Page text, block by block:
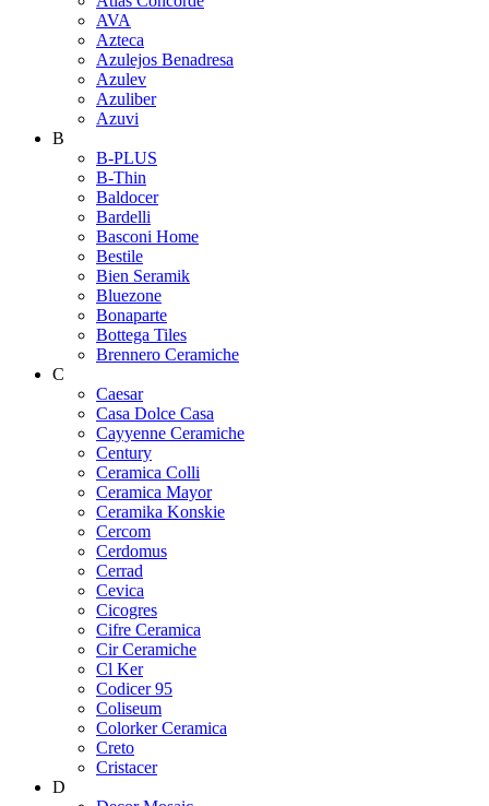
AVA
Azteca
Azulejos Benadresa
Azulev
Azuliber
Azuvi
B
B-PLUS
B-Thin
Baldocer
Bardelli
Basconi Home
Bestile
Bien Seramik
Bluezone
Bonaparte
Bottega Tiles
Brennero Ceramiche
C
Caesar
Casa Dolce Casa
Cayyenne Ceramiche
Century
Ceramica Colli
Ceramica Mayor
Ceramika Konskie
Cercom
Cerdomus
Cerrad
Cevica
Cicogres
Cifre Ceramica
Cir Ceramiche
Cl Ker
Codicer 95
Coliseum
Colorker Ceramica
Creto
Cristacer
D